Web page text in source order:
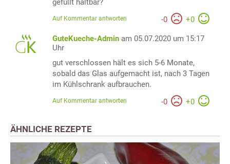
gefüllt haltbar?
-0 +0
Auf Kommentar antworten
GuteKueche-Admin am 05.07.2020 um 15:17
Uhr
gut verschlossen hält es sich 5-6 Monate,
sobald das Glas aufgemacht ist, nach 3 Tagen
im Kühlschrank aufbrauchen.
-0 +0
Auf Kommentar antworten
ÄHNLICHE REZEPTE